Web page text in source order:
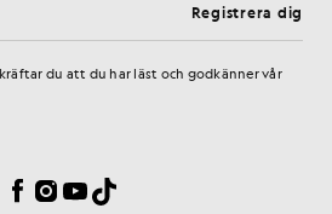
Registrera dig
du att du har läst och godkänner vår
Facebook
Instagram
YouTube
TikTok